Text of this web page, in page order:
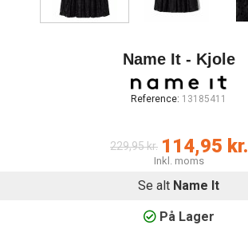
Name It - Kjole
Reference: 13185411
229,95 kr. 114,95 kr.
Inkl. moms
Se alt Name It
På Lager